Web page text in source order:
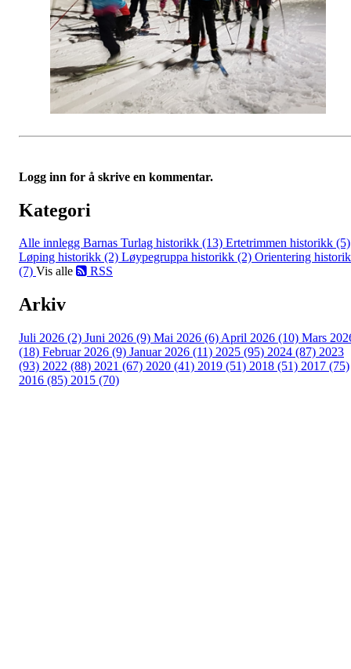
Logg inn for å skrive en kommentar.
Kategori
Alle innlegg Barnas Turlag historikk (13) Ertetrimmen historikk (5)
Løping historikk (2) Løypegruppa historikk (2) Orientering
(7) Vis alle RSS
Arkiv
Juli 2026 (2) Juni 2026 (9) Mai 2026 (6) April 2026 (10) Mars
(18) Februar 2026 (9) Januar 2026 (11) 2025 (95) 2024 (87) 2023
(93) 2022 (88) 2021 (67) 2020 (41) 2019 (51) 2018 (51) 2017 (75)
2016 (85) 2015 (70)